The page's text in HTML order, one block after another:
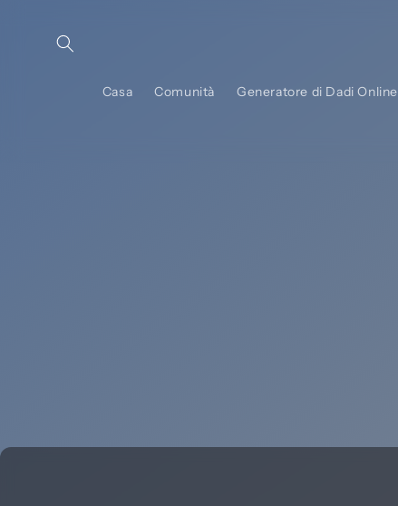
ai contenuti
Casa Comunità Generatore di Dadi Online